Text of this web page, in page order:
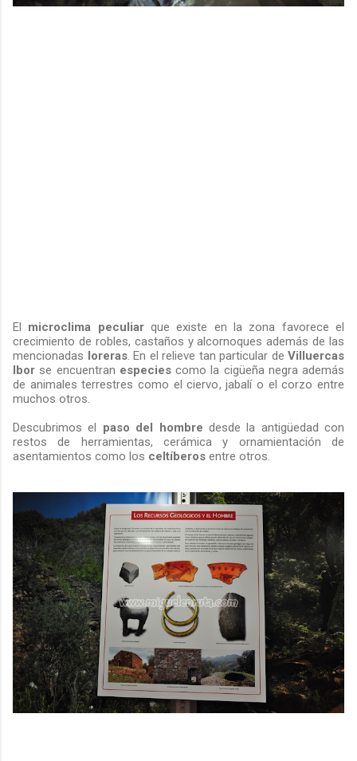
El microclima peculiarque existe en la zona favorece el
crecimiento de robles, castaños y alcornoques además de las
mencionadas loreras. En el relieve tan particular de Villuercas
Ibor se encuentran especiescomo la cigüeña negra además
de animales terrestres como el ciervo, jabalí o el corzo entre
muchos otros.
Descubrimos el paso del hombre desde la antigüedad con
restos de herramientas, cerámica y ornamientación de
asentamientos como los celtíberos entre otros.